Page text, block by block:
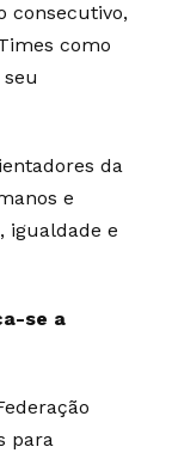
consecutivo,
como
da
e
igualdade e
se a
para